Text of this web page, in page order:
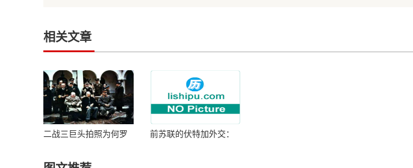
相关文章
二战三巨头拍照为何罗
前苏联的伏特加外交：